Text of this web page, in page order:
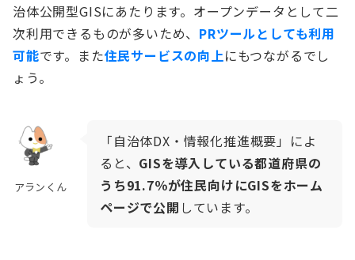
治体公開型GISにあたります。オープンデータとして二
次利用できるものが多いため、 PRツールとしても利用
可能です。また住民サービスの向上にもつながるでし
ょう。
アランくん
「自治体DX・情報化推進概要」によ
ると、 GISを導入している都道府県の
うち91.7％が住民向けにGISをホーム
ページで公開 しています。